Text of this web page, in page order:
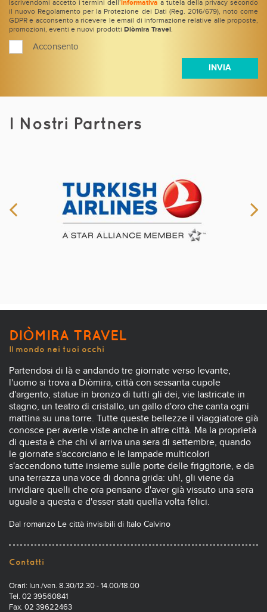
Iscrivendomi accetto i termini dell’ informativa a tutela della privacy secondo
il nuovo Regolamento per la Protezione dei Dati (Reg. 2016/679), noto come
GDPR e acconsento a ricevere le email di informazione relative alle proposte,
promozioni, eventi e nuovi prodotti Diòmira Travel .
Acconsento
I Nostri Partners
DIÒMIRA TRAVEL
Il mondo nei tuoi occhi
Partendosi di là e andando tre giornate verso levante,
l'uomo si trova a Diòmira, città con sessanta cupole
d'argento, statue in bronzo di tutti gli dei, vie lastricate in
stagno, un teatro di cristallo, un gallo d'oro che canta ogni
mattina su una torre. Tutte queste bellezze il viaggiatore già
conosce per averle viste anche in altre città. Ma la proprietà
di questa è che chi vi arriva una sera di settembre, quando
le giornate s'accorciano e le lampade multicolori
s'accendono tutte insieme sulle porte delle friggitorie, e da
una terrazza una voce di donna grida: uh!, gli viene da
invidiare quelli che ora pensano d'aver già vissuto una sera
uguale a questa e d'esser stati quella volta felici.
Dal romanzo Le città invisibili di Italo Calvino
Contatti
Orari: lun./ven. 8.30/12.30 - 14.00/18.00
Tel. 02 39560841
Fax. 02 39622463